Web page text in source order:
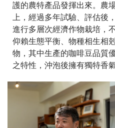
護的農特產品發揮出來。農
上，經過多年試驗、評估後
進行多層次經濟作物栽培，
仰賴生態平衡、物種相生相
物，其中生產的咖啡豆品質
之特性，沖泡後擁有獨特香